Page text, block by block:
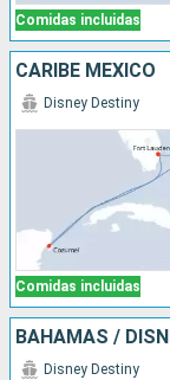
Comidas incluidas
CARIBE MEXICO
Comidas incluidas
Disney Destiny
BAHAMAS /
Disney Destiny